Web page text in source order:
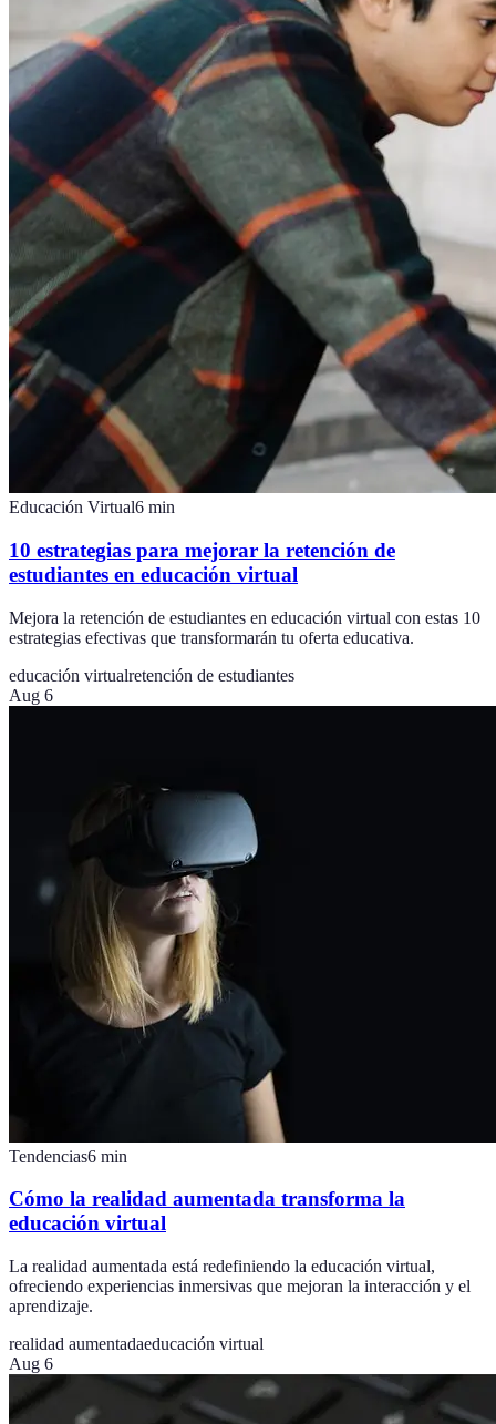
Educación Virtual6 min
10 estrategias para mejorar la retención de
estudiantes en educación virtual
Mejora la retención de estudiantes en educación virtual con estas 10
estrategias efectivas que transformarán tu oferta educativa.
educación virtualretención de estudiantes
Aug 6
Tendencias6 min
Cómo la realidad aumentada transforma la
educación virtual
La realidad aumentada está redefiniendo la educación virtual,
ofreciendo experiencias inmersivas que mejoran la interacción y el
aprendizaje.
realidad aumentadaeducación virtual
Aug 6